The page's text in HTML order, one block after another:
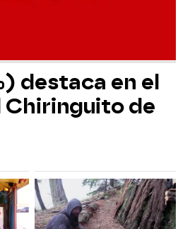
destaca en el
Chiringuito de